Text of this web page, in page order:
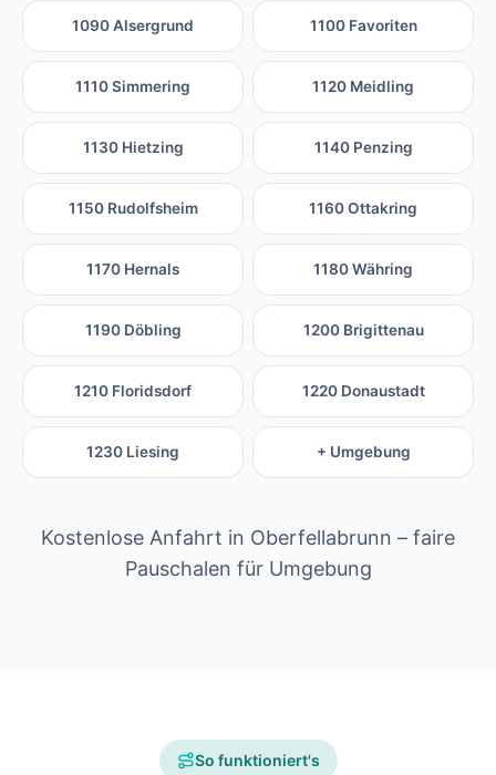
1090 Alsergrund 1100 Favoriten
1110 Simmering 1120 Meidling
1130 Hietzing 1140 Penzing
1150 Rudolfsheim 1160 Ottakring
1170 Hernals 1180 Währing
1190 Döbling 1200 Brigittenau
1210 Floridsdorf 1220 Donaustadt
1230 Liesing + Umgebung
Kostenlose Anfahrt in Oberfellabrunn – faire
Pauschalen für Umgebung
So funktioniert's